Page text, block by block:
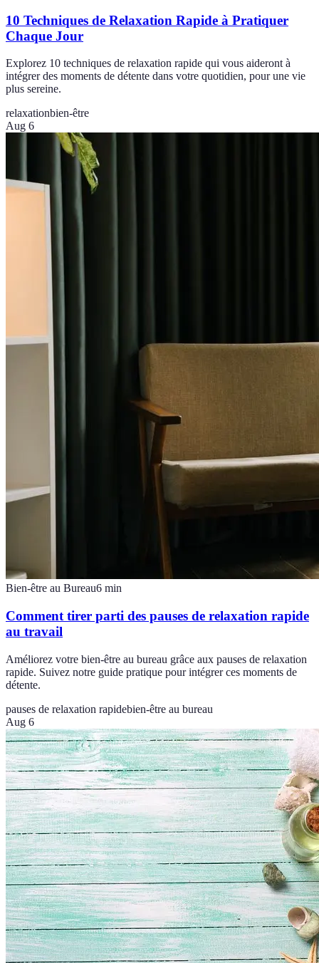
10 Techniques de Relaxation Rapide à Pratiquer
Chaque Jour
Explorez 10 techniques de relaxation rapide qui vous aideront à
intégrer des moments de détente dans votre quotidien, pour une vie
plus sereine.
relaxationbien-être
Aug 6
Bien-être au Bureau6 min
Comment tirer parti des pauses de relaxation rapide
au travail
Améliorez votre bien-être au bureau grâce aux pauses de relaxation
rapide. Suivez notre guide pratique pour intégrer ces moments de
détente.
pauses de relaxation rapidebien-être au bureau
Aug 6